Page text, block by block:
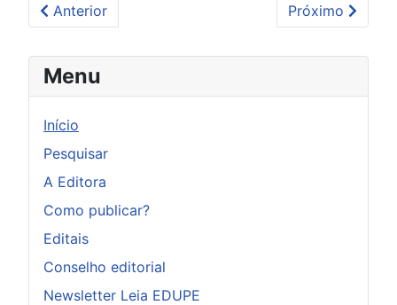
Artigo anterior: Educação ambiental no ensino
Anterior Próximo artigo:
Próximo
Menu
Início
Pesquisar
A Editora
Como publicar?
Editais
Conselho editorial
Newsletter Leia EDUPE